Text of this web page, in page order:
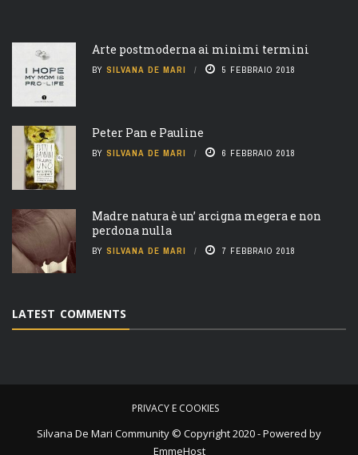
Arte postmoderna ai minimi termini
BY SILVANA DE MARI 5 FEBBRAIO 2018
Peter Pan e Pauline
BY SILVANA DE MARI 6 FEBBRAIO 2018
Madre natura è un’ arcigna megera e non
perdona nulla
BY SILVANA DE MARI 7 FEBBRAIO 2018
LATEST COMMENTS
PRIVACY E COOKIES
Silvana De Mari Community © Copyright 2020 - Powered by
EmmeHost